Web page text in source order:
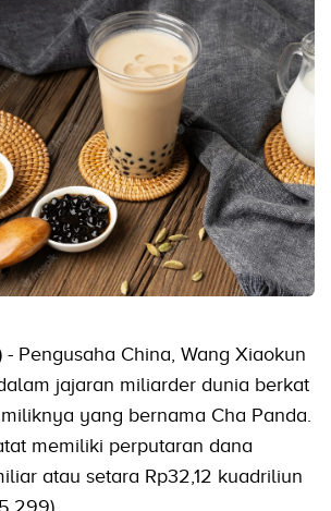
- Pengusaha China, Wang Xiaokun
jajaran miliarder dunia berkat
yang bernama Cha Panda.
memiliki perputaran dana
atau setara Rp32,12 kuadriliun